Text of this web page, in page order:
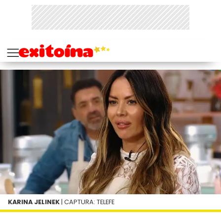
KARINA JELINEK | CAPTURA: TELEFE